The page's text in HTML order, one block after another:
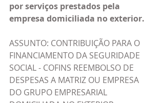
por serviços prestados pela
empresa domiciliada no exterior.
ASSUNTO: CONTRIBUIÇÃO PARA O
FINANCIAMENTO DA SEGURIDADE
SOCIAL - COFINS REEMBOLSO DE
DESPESAS A MATRIZ OU EMPRESA
DO GRUPO EMPRESARIAL